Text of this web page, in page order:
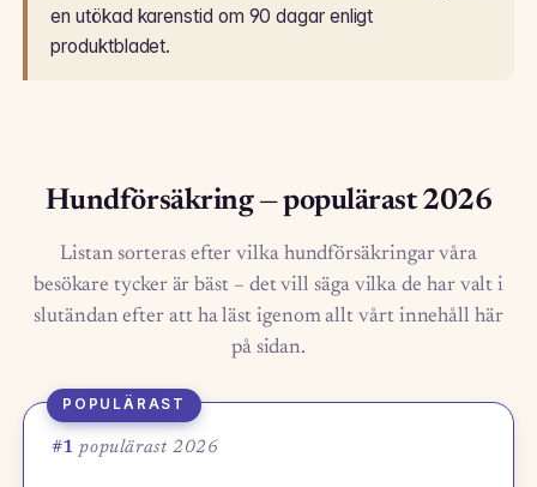
en utökad karenstid om 90 dagar enligt
produktbladet.
Hundförsäkring — populärast 2026
Listan sorteras efter vilka hundförsäkringar våra
besökare tycker är bäst – det vill säga vilka de har valt i
slutändan efter att ha läst igenom allt vårt innehåll här
på sidan.
POPULÄRAST
#1 populärast 2026